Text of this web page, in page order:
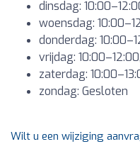
dinsdag:
woensdag:
donderdag:
vrijdag:
zaterdag:
zondag: Gesloten
Wilt u een wijziging